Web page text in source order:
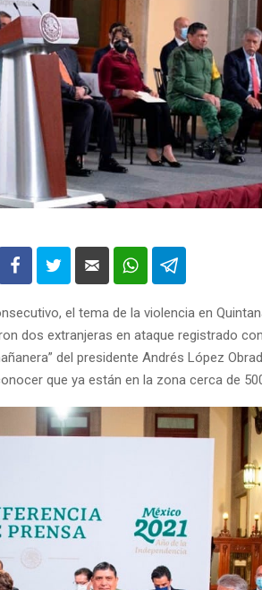
el tema de la violencia en
dos extranjeras en ataque registrado
del presidente Andrés López
que ya están en la zona cerca de